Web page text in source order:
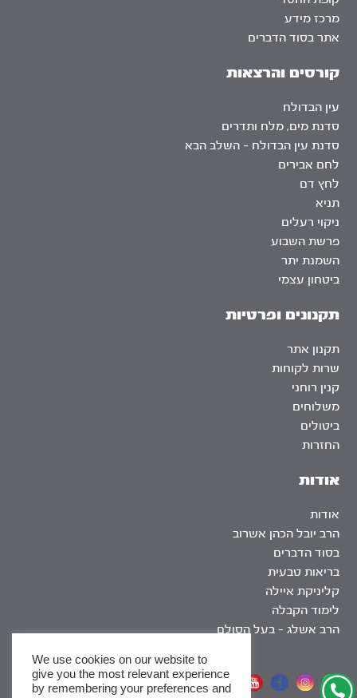
אודות
אודות
הרב יובל הכהן אשרוב
בסוד הדברים
בריאות טבעית
קליניקת איילה
לימוד הקבלה
הרב אשלג – בעל הסולם
מרכז מידע
אתר בסוד הדברים
קורסים והרצאות
עין הבדולח
סדנת מים, מלח ותדרים
סדנת עין הבדולח – השלב הבא
לחם אבירים
לחץ דם
תניא
ניקוי רעלים
פרשת השבוע
השמנת יתר
ביטחון עצמי
תקנונים ופרטיות
תקנון אתר
שרות לקוחות
קנין רוחני
משלוחים
ביטולים
החזרות
אתר שומר שבת
We use cookies on our website to
give you the most relevant experience
by remembering your preferences and